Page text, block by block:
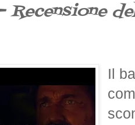
Recensione
Il